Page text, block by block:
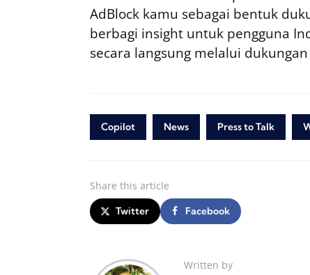
AdBlock kamu sebagai bentuk
berbagi insight untuk pengguna
secara langsung melalui
Copilot News Press to Talk
Share this article
Twitter Facebook
Written by